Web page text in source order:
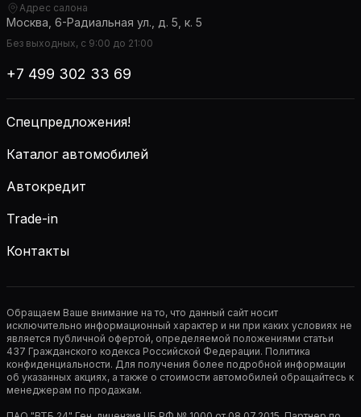
Адрес салона
Москва, 6-Радиальная ул., д. 5, к. 5
Без выходных, с 9:00 до 21:00
+7 499 302 33 69
Спецпредложения!
Каталог автомобилей
Автокредит
Trade-in
Контакты
Обращаем Ваше внимание на то, что данный сайт носит
исключительно информационный характер и ни при каких условиях не
является публичной офертой, определяемой положениями статьи
437 Гражданского кодекса Российской Федерации. Политика
конфиденциальности. Для получения более подробной информации
об указанных акциях, а также о стоимости автомобилей обращайтесь к
менеджерам по продажам.